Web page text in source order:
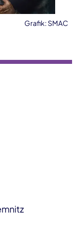
Grafik: SMAC